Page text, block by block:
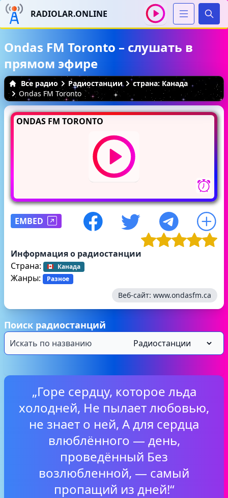
RADIOLAR.ONLINE
Ondas FM Toronto – слушать в
прямом эфире
Все радио Радиостанции
страна: Канада
Ondas FM Toronto
ONDAS FM TORONTO
EMBED
Информация о радиостанции
Страна:
Канада
Жанры: Разное
Веб-сайт: www.ondasfm.ca
Поиск радиостанций
„Горе сердцу, которое льда
холодней, Не пылает любовью,
не знает о ней, А для сердца
влюблённого — день,
проведённый Без
возлюбленной, — самый
пропащий из дней!“